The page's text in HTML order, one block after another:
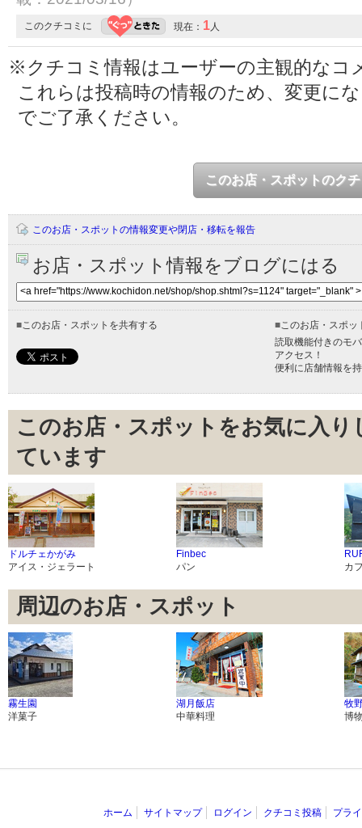
このクチコミに 現在： 1 人
※クチコミ情報はユーザーの主観的なコ
これらは投稿時の情報のため、変更に
でご了承ください。
このお店・スポットのク
このお店・スポットの情報変更や閉店・移転を報告
お店・スポット情報をブログにはる
■ このお店・スポットを共有する ■ このお店・スポ
読取機能付きのモ
アクセス！
便利に店舗情報を
このお店・スポットをお気に入
ています
ドルチェかがみ
アイス・ジェラート
Finbec
パン
カ
周辺のお店・スポット
霧生園
洋菓子
湖月飯店
中華料理
牧
博
ホーム サイトマップ ログイン クチコミ投稿 プラ